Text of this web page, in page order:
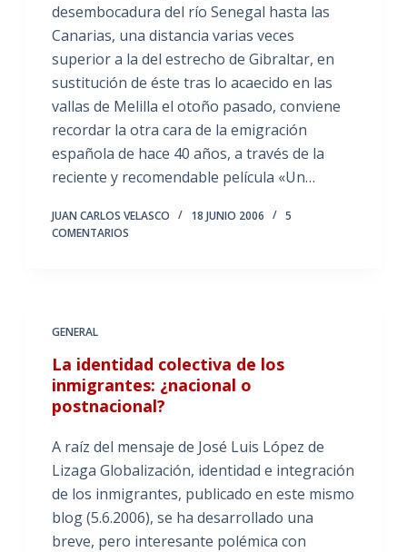
desembocadura del río Senegal hasta las
Canarias, una distancia varias veces
superior a la del estrecho de Gibraltar, en
sustitución de éste tras lo acaecido en las
vallas de Melilla el otoño pasado, conviene
recordar la otra cara de la emigración
española de hace 40 años, a través de la
reciente y recomendable película «Un…
JUAN CARLOS VELASCO 18 JUNIO 2006
5
COMENTARIOS
GENERAL
La identidad colectiva de los
inmigrantes: ¿nacional o
postnacional?
A raíz del mensaje de José Luis López de
Lizaga Globalización, identidad e integración
de los inmigrantes, publicado en este mismo
blog (5.6.2006), se ha desarrollado una
breve, pero interesante polémica con